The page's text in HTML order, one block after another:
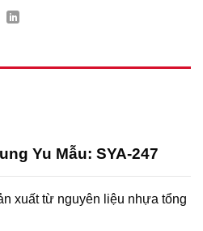
Yu Mẫu: SYA-247
xuất từ nguyên liệu nhựa tổng